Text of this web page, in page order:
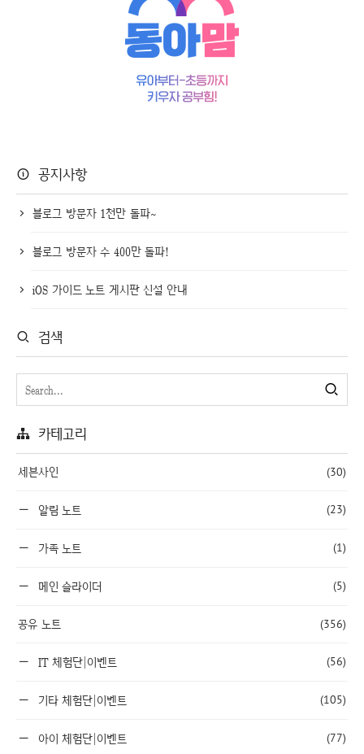
공지사항
블로그 방문자 1천만 돌파~
블로그 방문자 수 400만 돌파!
iOS 가이드 노트 게시판 신설 안내
검색
카테고리
세븐사인 (30)
알림 노트 (23)
가족 노트 (1)
메인 슬라이더 (5)
공유 노트 (356)
IT 체험단|이벤트 (56)
기타 체험단|이벤트 (105)
아이 체험단|이벤트 (77)